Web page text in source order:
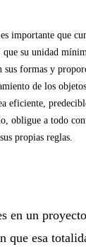
importante que
que su unidad
sus formas y
de los
eficiente,
obligue a todo
propias reglas.
en un
que esa